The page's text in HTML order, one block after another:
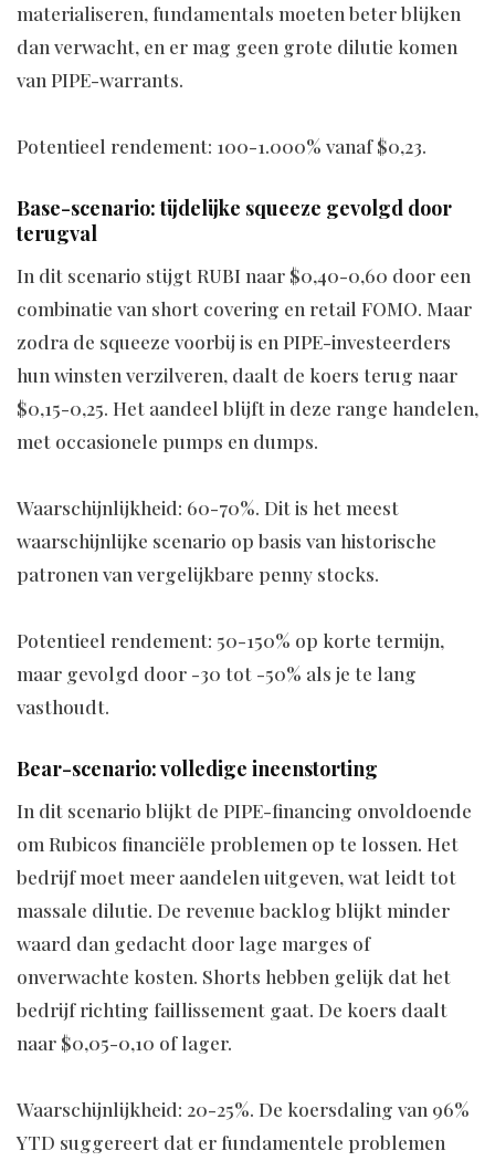
materialiseren, fundamentals moeten beter blijken
dan verwacht, en er mag geen grote dilutie komen
van PIPE-warrants.
Potentieel rendement: 100-1.000% vanaf $0,23.
Base-scenario: tijdelijke squeeze gevolgd door
terugval
In dit scenario stijgt RUBI naar $0,40-0,60 door een
combinatie van short covering en retail FOMO. Maar
zodra de squeeze voorbij is en PIPE-investeerders
hun winsten verzilveren, daalt de koers terug naar
$0,15-0,25. Het aandeel blijft in deze range handelen,
met occasionele pumps en dumps.
Waarschijnlijkheid: 60-70%. Dit is het meest
waarschijnlijke scenario op basis van historische
patronen van vergelijkbare penny stocks.
Potentieel rendement: 50-150% op korte termijn,
maar gevolgd door -30 tot -50% als je te lang
vasthoudt.
Bear-scenario: volledige ineenstorting
In dit scenario blijkt de PIPE-financing onvoldoende
om Rubicos financiële problemen op te lossen. Het
bedrijf moet meer aandelen uitgeven, wat leidt tot
massale dilutie. De revenue backlog blijkt minder
waard dan gedacht door lage marges of
onverwachte kosten. Shorts hebben gelijk dat het
bedrijf richting faillissement gaat. De koers daalt
naar $0,05-0,10 of lager.
Waarschijnlijkheid: 20-25%. De koersdaling van 96%
YTD suggereert dat er fundamentele problemen